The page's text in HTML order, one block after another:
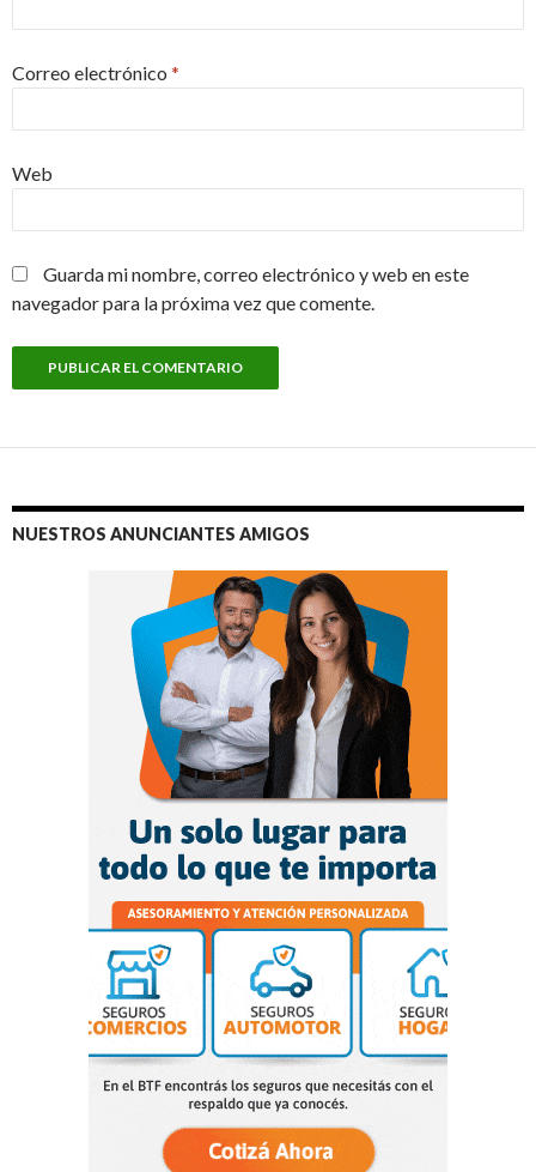
Correo electrónico *
Web
Guarda mi nombre, correo electrónico y web en este
navegador para la próxima vez que comente.
NUESTROS ANUNCIANTES AMIGOS